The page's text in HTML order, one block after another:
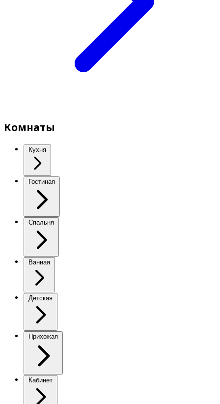
Комнаты
Кухня
Гостиная
Спальня
Ванная
Детская
Прихожая
Кабинет